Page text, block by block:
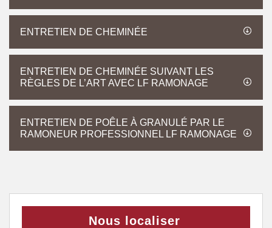
ENTRETIEN DE CHEMINÉE
ENTRETIEN DE CHEMINÉE SUIVANT LES
RÈGLES DE L’ART AVEC LF RAMONAGE
ENTRETIEN DE POÊLE À GRANULÉ PAR LE
RAMONEUR PROFESSIONNEL LF RAMONAGE
Nous localiser